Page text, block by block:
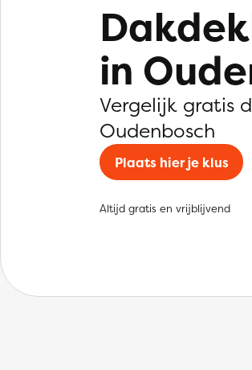
in
Vergelijk gratis
Oudenbosch
Plaats hier je klus
Altijd gratis en vrijblijvend